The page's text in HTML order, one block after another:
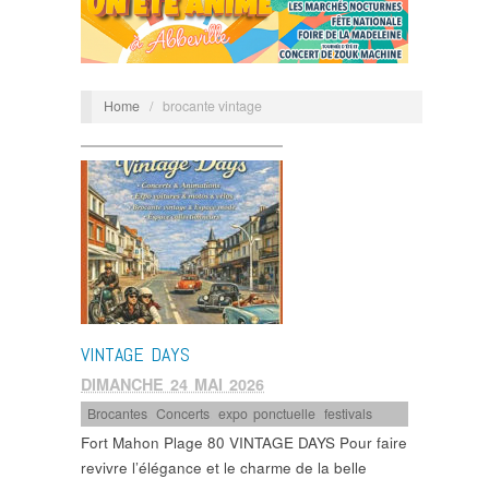
Home / brocante vintage
VINTAGE DAYS
DIMANCHE 24 MAI 2026
Brocantes ,Concerts ,expo ponctuelle ,festivals
Fort Mahon Plage 80 VINTAGE DAYS Pour faire
revivre l’élégance et le charme de la belle